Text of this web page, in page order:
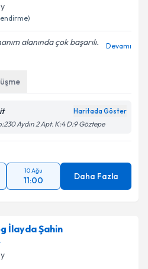
alanında çok başarılı.
Devamı
Haritada Göster
Aydın 2 Apt. K:4 D:9 Göztepe
10 Ağu
11:00 Daha Fazla
İlayda Şahin